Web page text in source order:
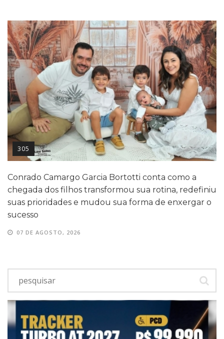
305
Conrado Camargo Garcia Bortotti conta como a
chegada dos filhos transformou sua rotina, redefiniu
suas prioridades e mudou sua forma de enxergar o
sucesso
07 DE AGOSTO, 2026